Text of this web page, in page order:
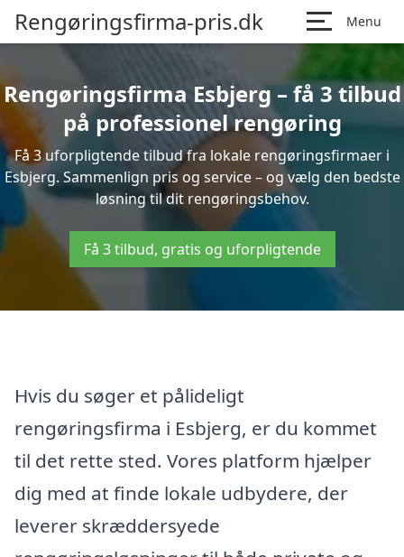
Rengøringsfirma-pris.dk Menu
Rengøringsfirma Esbjerg – få 3 tilbud
på professionel rengøring
Få 3 uforpligtende tilbud fra lokale rengøringsfirmaer i
Esbjerg. Sammenlign pris og service – og vælg den bedste
løsning til dit rengøringsbehov.
Få 3 tilbud, gratis og uforpligtende
Hvis du søger et pålideligt
rengøringsfirma i Esbjerg, er du kommet
til det rette sted. Vores platform hjælper
dig med at finde lokale udbydere, der
leverer skræddersyede